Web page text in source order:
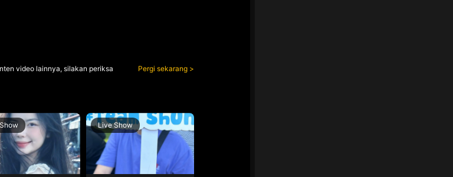
video lainnya, silakan periksa
Pergi sekarang
Live Show